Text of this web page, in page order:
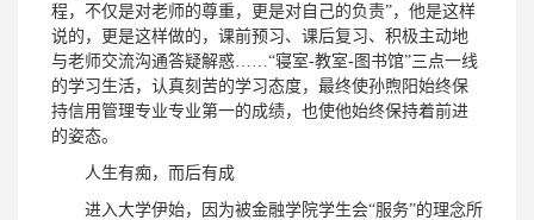
程，不仅是对老师的尊重，更是对自己的负责”，他是这样
说的，更是这样做的，课前预习、课后复习、积极主动地
与老师交流沟通答疑解惑……“寝室-教室-图书馆”三点一线
的学习生活，认真刻苦的学习态度，最终使孙煦阳始终保
持信用管理专业专业第一的成绩，也使他始终保持着前进
的姿态。
人生有痴，而后有成
进入大学伊始，因为被金融学院学生会“服务”的理念所